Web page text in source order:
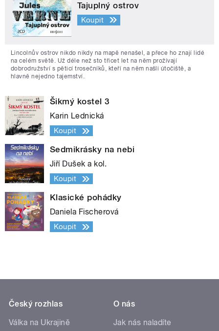
Tajuplný ostrov
Koupit
Lincolnův ostrov nikdo nikdy na mapě nenašel, a přece ho znají lidé
na celém světě. Už déle než sto třicet let na něm prožívají
dobrodružství s pěticí trosečníků, kteří na něm našli útočiště, a
hlavně nejedno tajemství.
Šikmý kostel 3
Karin Lednická
Koupit
Sedmikrásky na nebi
Jiří Dušek a kol.
Koupit
Klasické pohádky
Daniela Fischerová
Koupit
Český rozhlas
Válka na Ukrajině
O nás
Jak nás naladíte